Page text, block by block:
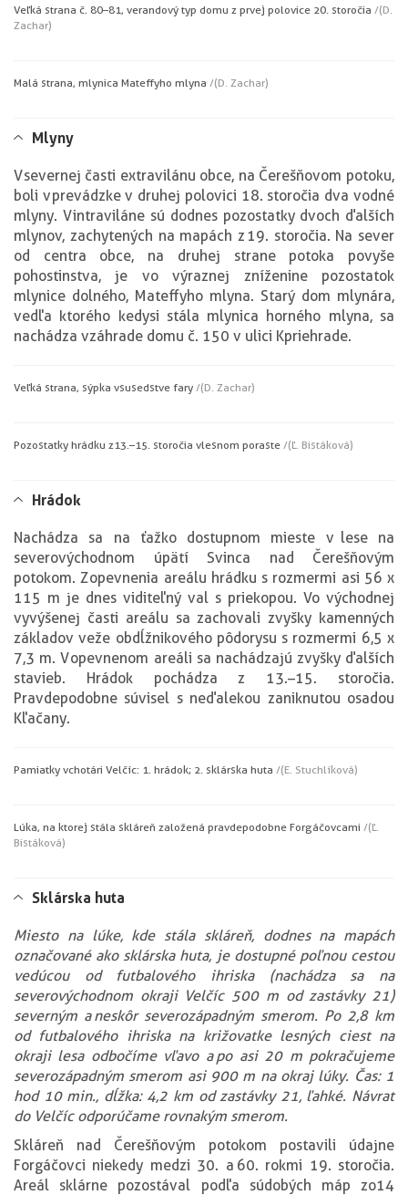
Veľká strana č. 80–81, verandový typ domu z prvej polovice 20. storočia /(D.
Zachar)
Malá strana, mlynica Mateffyho mlyna /(D. Zachar)
Mlyny
V severnej časti extravilánu obce, na Čerešňovom potoku,
boli v prevádzke v druhej polovici 18. storočia dva vodné
mlyny. V intraviláne sú dodnes pozostatky dvoch ďalších
mlynov, zachytených na mapách z 19. storočia. Na sever
od centra obce, na druhej strane potoka povyše
pohostinstva, je vo výraznej zníženine pozostatok
mlynice dolného, Mateffyho mlyna. Starý dom mlynára,
vedľa ktorého kedysi stála mlynica horného mlyna, sa
nachádza v záhrade domu č. 150 v ulici K priehrade.
Veľká strana, sýpka v susedstve fary /(D. Zachar)
Pozostatky hrádku z 13.–15. storočia v lesnom poraste /(Ľ. Bistáková)
Hrádok
Nachádza sa na ťažko dostupnom mieste v lese na
severovýchodnom úpätí Svinca nad Čerešňovým
potokom. Z opevnenia areálu hrádku s rozmermi asi 56 x
115 m je dnes viditeľný val s priekopou. Vo východnej
vyvýšenej časti areálu sa zachovali zvyšky kamenných
základov veže obdĺžnikového pôdorysu s rozmermi 6,5 x
7,3 m. V opevnenom areáli sa nachádzajú zvyšky ďalších
stavieb. Hrádok pochádza z 13.–15. storočia.
Pravdepodobne súvisel s neďalekou zaniknutou osadou
Kľačany.
Pamiatky v chotári Velčíc: 1. hrádok; 2. sklárska huta /(E. Stuchlíková)
Lúka, na ktorej stála skláreň založená pravdepodobne Forgáčovcami /(Ľ.
Bistáková)
Sklárska huta
Miesto na lúke, kde stála skláreň, dodnes na mapách
označované ako sklárska huta, je dostupné poľnou cestou
vedúcou od futbalového ihriska (nachádza sa na
severovýchodnom okraji Velčíc 500 m od zastávky 21)
severným a neskôr severozápadným smerom. Po 2,8 km
od futbalového ihriska na križovatke lesných ciest na
okraji lesa odbočíme vľavo a po asi 20 m pokračujeme
severozápadným smerom asi 900 m na okraj lúky. Čas: 1
hod 10 min., dĺžka: 4,2 km od zastávky 21, ľahké. Návrat
do Velčíc odporúčame rovnakým smerom.
Skláreň nad Čerešňovým potokom postavili údajne
Forgáčovci niekedy medzi 30. a 60. rokmi 19. storočia.
Areál sklárne pozostával podľa súdobých máp zo14